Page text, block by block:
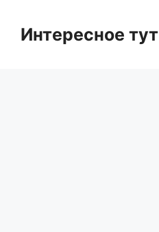
contentИнтересное тут